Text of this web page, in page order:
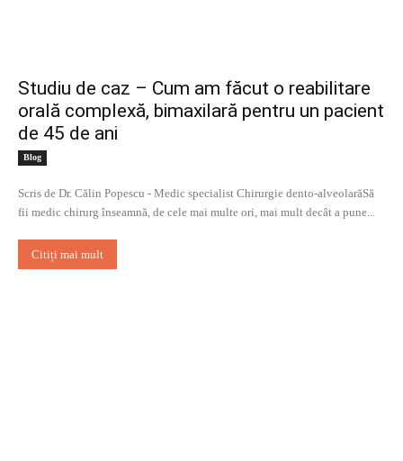
Studiu de caz – Cum am făcut o reabilitare
orală complexă, bimaxilară pentru un pacient
de 45 de ani
Blog
Scris de Dr. Călin Popescu - Medic specialist Chirurgie dento-alveolarăSă
fii medic chirurg înseamnă, de cele mai multe ori, mai mult decât a pune...
Citiți mai mult